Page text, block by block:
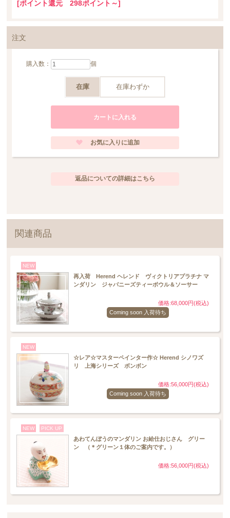
ーダーしたのはとても有名なお話です。そのデザインは後に、「ヴィクトリ
ア」と名付けられ、それは160年以上に渡り世界中で愛されるヘレンド社の代表
ロンドンの博覧会から約160年経った2010年、ヘレンド社はその代表作である
「ヴィクトリア」をより現代的でファッショナブルにしたプラチナシリーズを
プラチナシリーズは、グリーンがかった美しいグレー色、そして淡く気品高い
＊＊＊＊＊＊＊＊＊＊＊＊＊＊＊＊＊＊＊＊＊＊＊＊＊＊＊＊＊＊＊＊＊＊＊
今回ご案内させて頂く作品は小さくても存在感が抜群のエッグボンボン 。
可愛らしい卵形のボンボンに真顔のマンダリンが座っている、ミスマッチが可
＊＊＊＊＊＊＊＊＊＊＊＊＊＊＊＊＊＊＊＊＊＊＊＊＊＊＊＊＊＊＊＊＊＊＊
ンドメイドの製造過程中に生じるものであり、不良品ではございません。当店
の商品はメーカー側の検品と合わせ、3度の検品が行われております。又、ハン
ドメイドの為、１点１点風合いが異なります。サブモチーフがあるシリーズは
１点１点の柄も異なる事、ご了承ください。何もハンドメイドの良さとしてご
理解頂けます様、お願い申し上げます。
[ポイント還元 298ポイント～]
注文
購入数： 個
在庫 在庫わずか
返品についての詳細はこちら
関連商品
NEW
再入荷 Herend ヘレンド ヴィクトリアプラチナ マ
ンダリン ジャパニーズティーボウル＆ソーサー
価格:68,000円(税込)
Coming soon 入荷待ち
NEW
☆レア☆マスターペインター作☆ Herend シノワズ
リ 上海シリーズ ボンボン
価格:56,000円(税込)
Coming soon 入荷待ち
NEW PICK UP
あわてんぼうのマンダリン お給仕おじさん グリー
ン （＊グリーン１体のご案内です。）
価格:56,000円(税込)